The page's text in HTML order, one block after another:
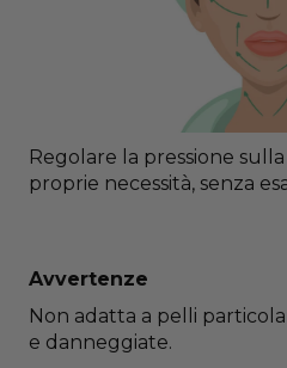
Regolare la pressione
proprie necessità, senza
Avvertenze
Non adatta a pelli
e danneggiate.